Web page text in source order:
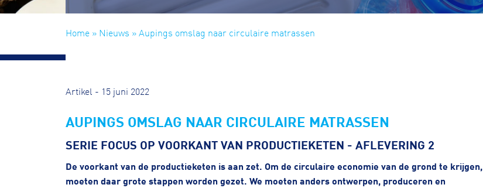
Home » Nieuws » Aupings omslag naar circulaire matrassen
Artikel - 15 juni 2022
AUPINGS OMSLAG NAAR CIRCULAIRE MATRASSEN
SERIE FOCUS OP VOORKANT VAN PRODUCTIEKETEN - AFLEVERING 2
De voorkant van de productieketen is aan zet. Om de circulaire economie van de grond te krijgen,
moeten daar grote stappen worden gezet. We moeten anders ontwerpen, produceren en